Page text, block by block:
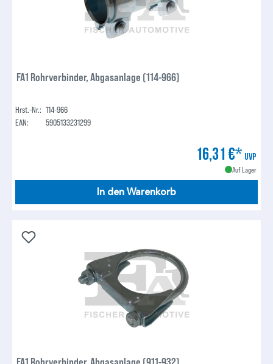
FA1 Rohrverbinder, Abgasanlage (114-966)
Hrst.-Nr.: 114-966
EAN:
5905133231299
16,31 €* UVP
Auf Lager
In den Warenkorb
FA1 Rohrverbinder, Abgasanlage (911-932)